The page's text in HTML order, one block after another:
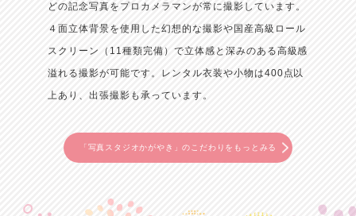
どの記念写真をプロカメラマンが常に撮影しています。
４面立体背景を使用した幻想的な撮影や国産高級ロール
スクリーン（11種類完備）で立体感と深みのある高級感
溢れる撮影が可能です。 レンタル衣装や小物は400点以
上あり、出張撮影も承っています。
「写真スタジオかがやき」のこだわりをもっとみる